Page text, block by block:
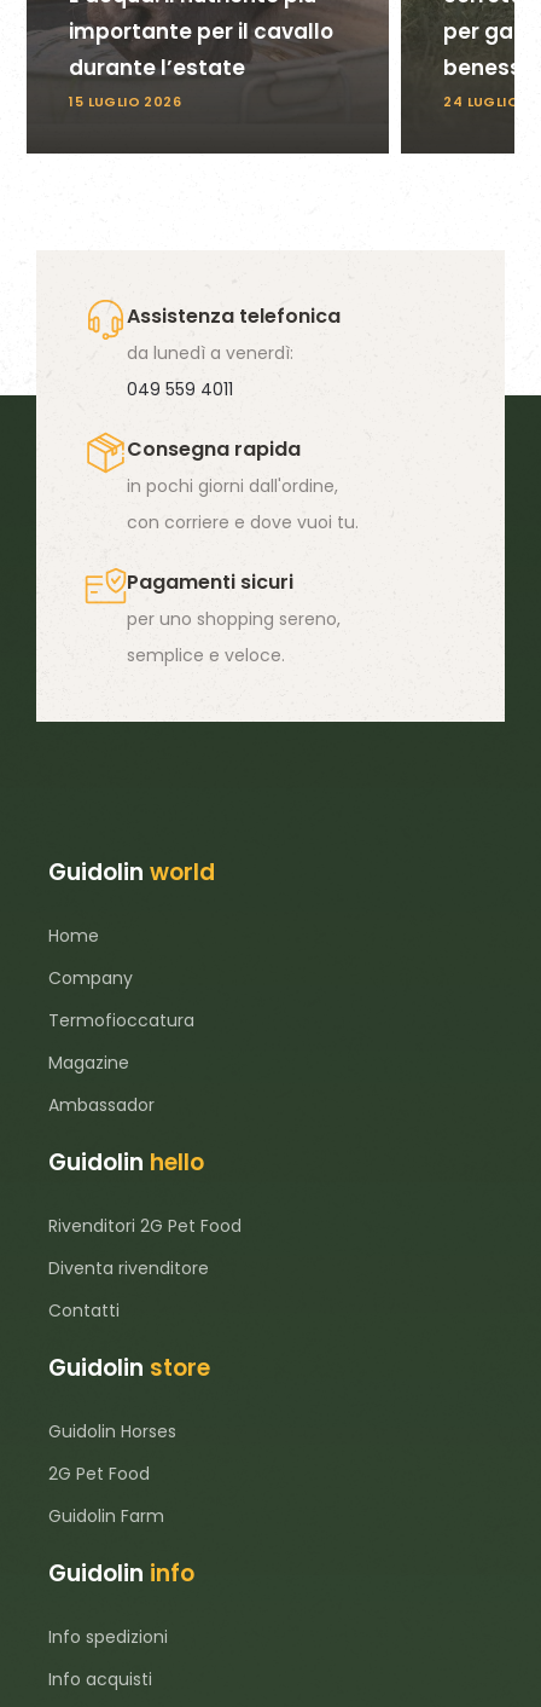
importante per il cavallo
durante l’estate
15 LUGLIO 2026
per
24 LUGLIO
Assistenza telefonica
da lunedì a venerdì:
049 559 4011
Consegna rapida
in pochi giorni dall'ordine,
con corriere e dove vuoi tu.
Pagamenti sicuri
per uno shopping sereno,
semplice e veloce.
Guidolinworld
Home
Company
Termofioccatura
Magazine
Ambassador
Guidolin hello
Rivenditori 2G Pet Food
Diventa rivenditore
Contatti
Guidolin store
Guidolin Horses
2G Pet Food
Guidolin Farm
Guidolin info
Info spedizioni
Info acquisti